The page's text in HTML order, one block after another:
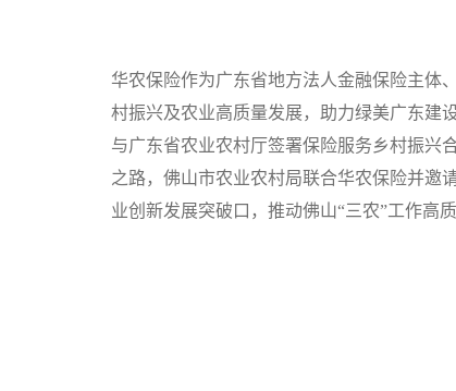
华农保险作为广东省地方法人金融保险主体
村振兴及农业高质量发展，助力绿美广东建
与广东省农业农村厅签署保险服务乡村振兴
之路，佛山市农业农村局联合华农保险并邀
业创新发展突破口，推动佛山“三农”工作高